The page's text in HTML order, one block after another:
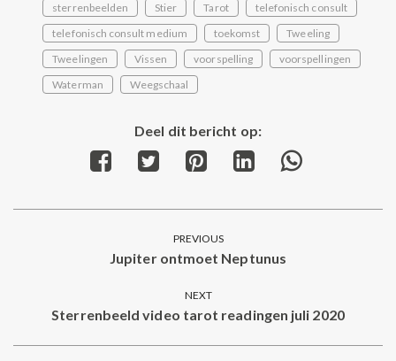
sterrenbeelden
Stier Tarot
telefonisch consult
telefonisch consult medium
toekomst
Tweeling
Tweelingen
Vissen voorspelling
voorspellingen
Waterman
Weegschaal
Deel dit bericht op:
Share
Facebook
Share
Twitter
Share
Pinterest
Share
LinkedInWhatsApp
navigation
PREVIOUS
Previous
Jupiter ontmoet Neptunus
NEXT
Next
post:
Sterrenbeeld video tarot readingen juli 2020